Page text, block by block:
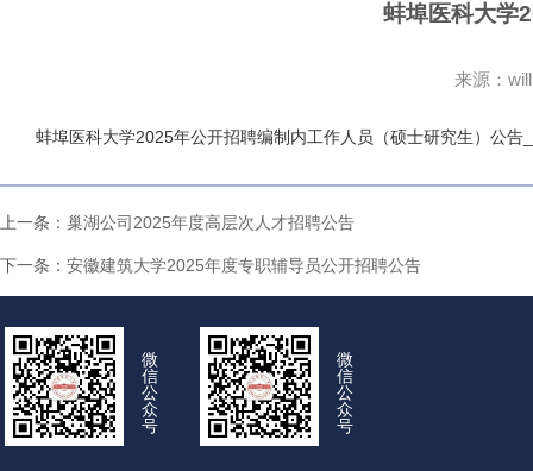
蚌埠医科大学
来源：
蚌埠医科大学2025年公开招聘编制内工作人员（硕士研究生）公告
上一条： 巢湖公司2025年度高层次人才招聘公告
下一条： 安徽建筑大学2025年度专职辅导员公开招聘公告
微
信
公
众
号
微
信
公
众
号